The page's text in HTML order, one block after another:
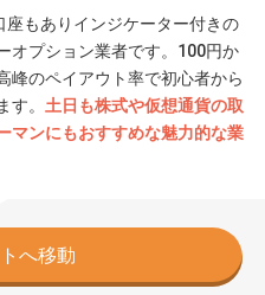
もありインジケーター付きの
オプション業者です。100円か
峰のペイアウト率で初心者から
す。 土日も株式や仮想通貨の取
マンにもおすすめな魅力的な業
へ移動